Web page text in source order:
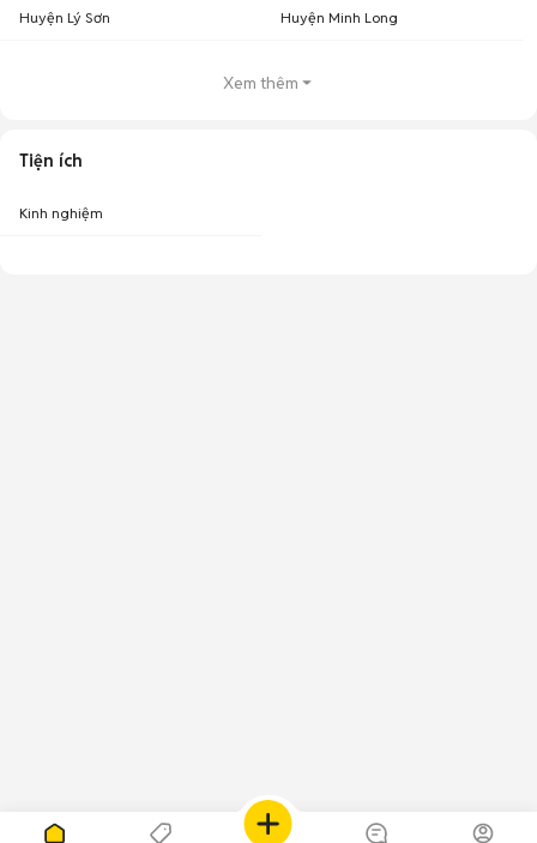
Huyện Lý Sơn Huyện Minh Long
Xem thêm
Tiện ích
Kinh nghiệm